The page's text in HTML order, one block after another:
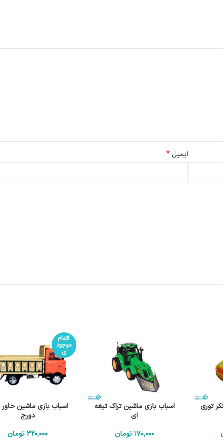
ایمیل*
توری
اسباب بازی ماشین تراک تیغه
ای
170٬000 تومان
اتمام
موجود
ی
اسباب بازی ماشین خاور
دورج
320٬000تومان